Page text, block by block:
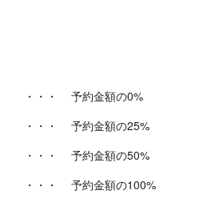
・・・
予約金額の0%
・・・
予約金額の25%
・・・
予約金額の50%
・・・ 予約金額の100%